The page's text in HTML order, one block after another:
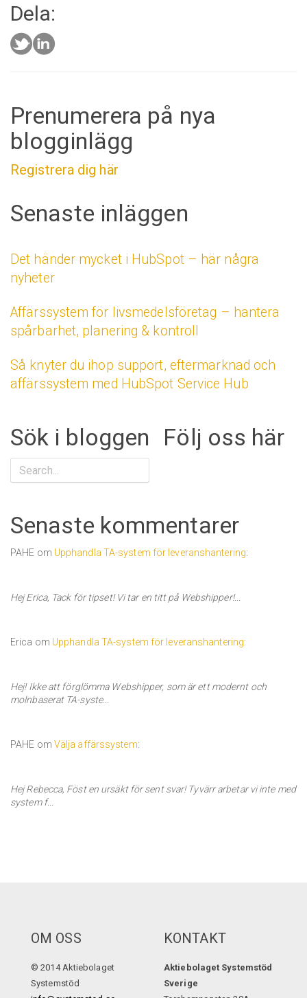
Dela:
Prenumerera på nya
blogginlägg
Registrera dig här
Senaste inläggen
Det händer mycket i HubSpot – här några
nyheter
Affärssystem för livsmedelsföretag – hantera
spårbarhet, planering & kontroll
Så knyter du ihop support, eftermarknad och
affärssystem med HubSpot Service Hub
Sök i bloggen Följ oss här
Senaste kommentarer
PAHE om Upphandla TA-system för leveranshantering:
Hej Erica, Tack för tipset! Vi tar en titt på Webshipper!...
Erica om Upphandla TA-system för leveranshantering:
Hej! Ikke att förglömma Webshipper, som är ett modernt och
molnbaserat TA-syste...
PAHE om Välja affärssystem:
Hej Rebecca, Föst en ursäkt för sent svar! Tyvärr arbetar vi inte med
system f...
OM OSS
© 2014 Aktiebolaget
Systemstöd
KONTAKT
Aktiebolaget Systemstöd
Sverige